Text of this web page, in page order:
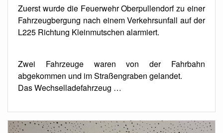
Zuerst wurde die Feuerwehr Oberpullendorf zu einer
Fahrzeugbergung nach einem Verkehrsunfall auf der
L225 Richtung Kleinmutschen alarmiert.
Zwei Fahrzeuge waren von der Fahrbahn
abgekommen und im Straßengraben gelandet.
Das Wechselladefahrzeug …